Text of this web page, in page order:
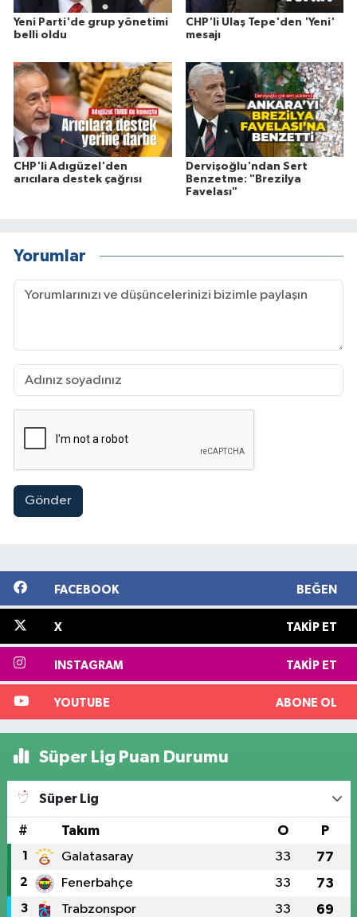
Yeni Parti'de grup yönetimi
belli oldu
CHP'li Ulaş Tepe'den 'Yeni'
mesajı
CHP'li Adıgüzel'den
arıcılara destek çağrısı
Dervişoğlu'ndan Sert
Benzetme: "Brezilya
Favelası"
Yorumlar
Gönder
FACEBOOK BEĞEN
X TAKIP ET
INSTAGRAM TAKIP ET
YOUTUBE ABONE OL
Süper Lig Puan Durumu
Süper Lig
# Takım O P
1 Galatasaray 33 77
2 Fenerbahçe 33 73
3 Trabzonspor 33 69